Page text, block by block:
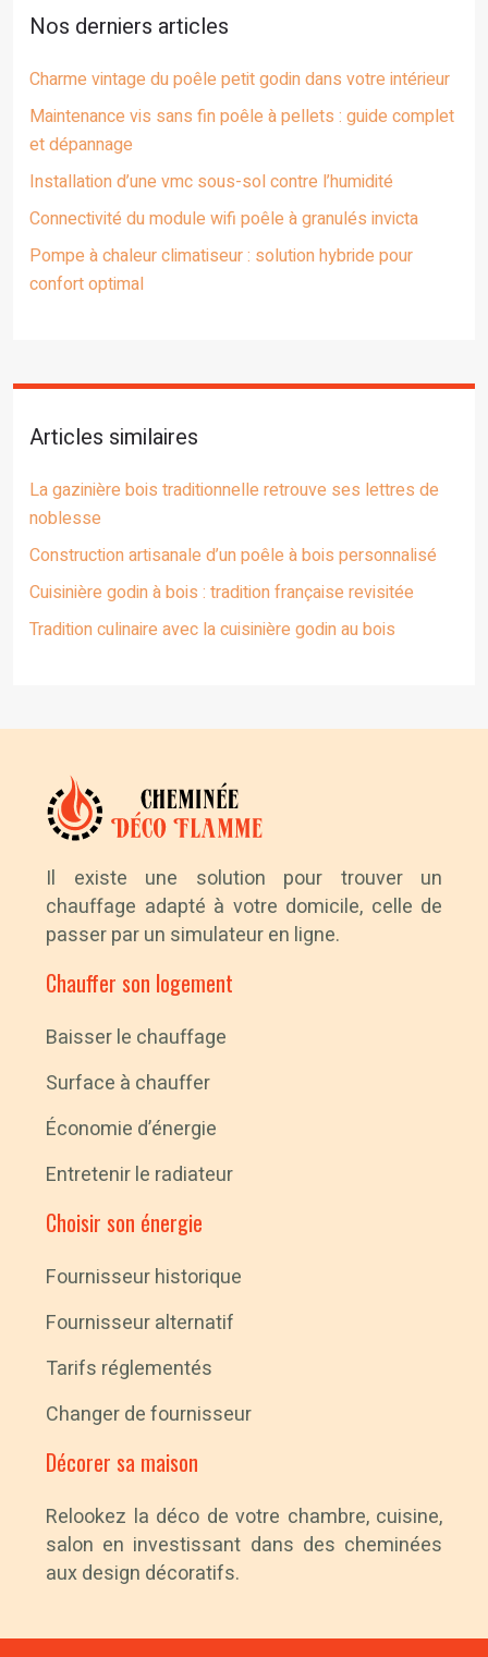
Nos derniers articles
Charme vintage du poêle petit godin dans votre intérieur
Maintenance vis sans fin poêle à pellets : guide complet
et dépannage
Installation d’une vmc sous-sol contre l’humidité
Connectivité du module wifi poêle à granulés invicta
Pompe à chaleur climatiseur : solution hybride pour
confort optimal
Articles similaires
La gazinière bois traditionnelle retrouve ses lettres de
noblesse
Construction artisanale d’un poêle à bois personnalisé
Cuisinière godin à bois : tradition française revisitée
Tradition culinaire avec la cuisinière godin au bois
Il existe une solution pour trouver un
chauffage adapté à votre domicile, celle de
passer par un simulateur en ligne.
Chauffer son logement
Baisser le chauffage
Surface à chauffer
Économie d’énergie
Entretenir le radiateur
Choisir son énergie
Fournisseur historique
Fournisseur alternatif
Tarifs réglementés
Changer de fournisseur
Décorer sa maison
Relookez la déco de votre chambre, cuisine,
salon en investissant dans des cheminées
aux design décoratifs.